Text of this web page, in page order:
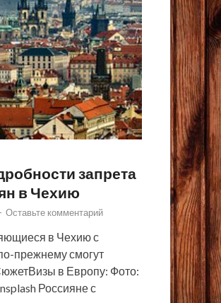
запрета
в Чехию
- Оставьте комментарий
в Чехию с
прежнему смогут
в Европу: Фото:
Россияне с